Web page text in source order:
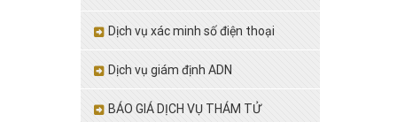
Dịch vụ xác minh số điện thoại
Dịch vụ giám định ADN
BÁO GIÁ DỊCH VỤ THÁM TỬ